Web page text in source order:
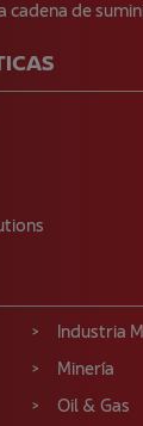
cadena de
Industria
Minería
Oil & Gas